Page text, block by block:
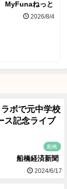
MyFunaねっと
2026/8/4
ボで元中学校
記念ライブ
船橋
船橋経済新聞
2024/6/17